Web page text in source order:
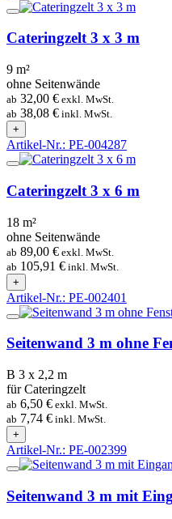
Cateringzelt 3 x 3 m
9 m²
ohne Seitenwände
ab 32,00 € exkl. MwSt.
ab 38,08 € inkl. MwSt.
+
Artikel-Nr.: PE-004287
Cateringzelt 3 x 6 m
18 m²
ohne Seitenwände
ab 89,00 € exkl. MwSt.
ab 105,91 € inkl. MwSt.
+
Artikel-Nr.: PE-002401
Seitenwand 3 m ohne
B 3 x 2,2 m
für Cateringzelt
ab 6,50 € exkl. MwSt.
ab 7,74 € inkl. MwSt.
+
Artikel-Nr.: PE-002399
Seitenwand 3 m mit